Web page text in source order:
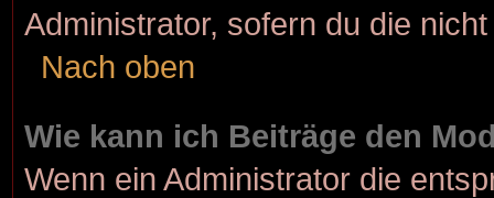
Administrator, sofern du die
Nach oben
Wie kann ich Beiträge den
Wenn ein Administrator die